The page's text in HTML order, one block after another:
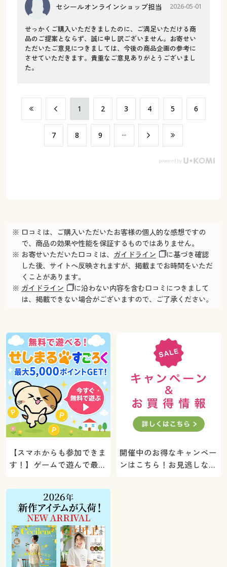
セシールオンラインショップ担当 2026-05-01
せっかくご購入いただきましたのに、ご満足いただける商
品のご提案とならず、誠に申し訳ございません。お寄せい
ただいたご意見につきましては、今後の商品企画の参考に
させていただきます。貴重なご意見ありがとうございまし
た。
​1 ​2 ​3 ​4 ​5 ​6
​7 ​8 ​9
※ 口コミは、ご購入いただいたお客様の個人的な感想ですの
で、商品の効果や性能を保証するものではありません。
※ お寄せいただいた口コミは、 ガイドライン
に基づき確認
した後、サイトへ反映されますが、掲載までお時間をいただ
くことがあります。
※ ガイドライン
に沿わない内容を含む口コミにつきまして
は、掲載できない場合がございますので、ご了承ください。
【スマホからも参加できま
す！】ゲームで遊んで最大
ト！
開催中のお得なキャンペー
ンはこちら！お見逃しな